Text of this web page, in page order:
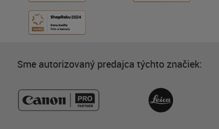
Sme autorizovaný predajca týchto značiek: